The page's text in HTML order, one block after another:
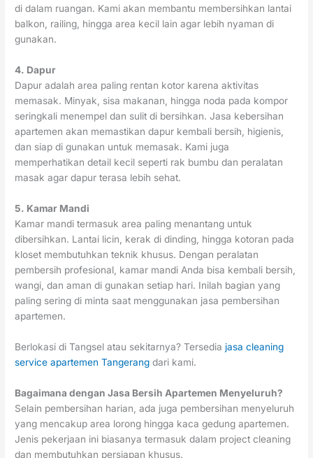
di dalam ruangan. Kami akan membantu membersihkan lantai
balkon, railing, hingga area kecil lain agar lebih nyaman di
gunakan.
4. Dapur
Dapur adalah area paling rentan kotor karena aktivitas
memasak. Minyak, sisa makanan, hingga noda pada kompor
seringkali menempel dan sulit di bersihkan. Jasa kebersihan
apartemen akan memastikan dapur kembali bersih, higienis,
dan siap di gunakan untuk memasak. Kami juga
memperhatikan detail kecil seperti rak bumbu dan peralatan
masak agar dapur terasa lebih sehat.
5. Kamar Mandi
Kamar mandi termasuk area paling menantang untuk
dibersihkan. Lantai licin, kerak di dinding, hingga kotoran pada
kloset membutuhkan teknik khusus. Dengan peralatan
pembersih profesional, kamar mandi Anda bisa kembali bersih,
wangi, dan aman di gunakan setiap hari. Inilah bagian yang
paling sering di minta saat menggunakan jasa pembersihan
apartemen.
Berlokasi di Tangsel atau sekitarnya? Tersedia jasa cleaning
service apartemen Tangerangdari kami.
Bagaimana dengan Jasa Bersih Apartemen Menyeluruh?
Selain pembersihan harian, ada juga pembersihan menyeluruh
yang mencakup area lorong hingga kaca gedung apartemen.
Jenis pekerjaan ini biasanya termasuk dalam project cleaning
dan membutuhkan persiapan khusus.